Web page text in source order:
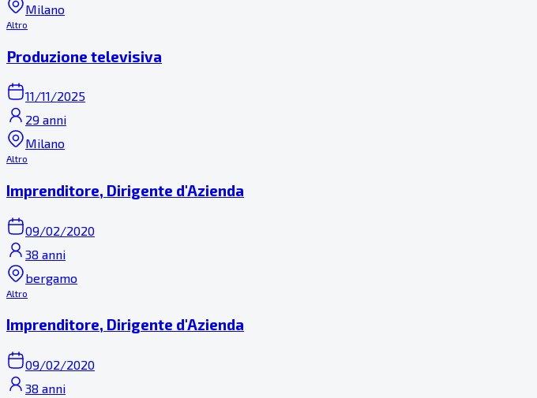
Milano
Altro
Produzione televisiva
11/11/2025
29 anni
Milano
Altro
Imprenditore, Dirigente d'Azienda
09/02/2020
38 anni
bergamo
Altro
Imprenditore, Dirigente d'Azienda
09/02/2020
38 anni